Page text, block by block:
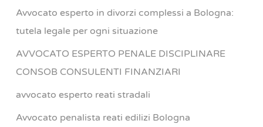
Avvocato esperto in divorzi complessi a Bologna:
tutela legale per ogni situazione
AVVOCATO ESPERTO PENALE DISCIPLINARE
CONSOB CONSULENTI FINANZIARI
avvocato esperto reati stradali
Avvocato penalista reati edilizi Bologna